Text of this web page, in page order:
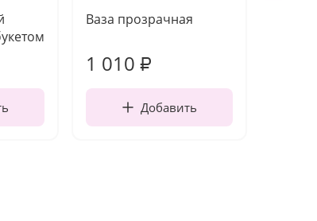
Ваза прозрачная
1 010 ₽
Добавить